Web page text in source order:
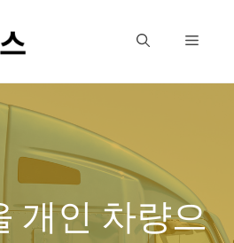
Menu
개인 차량으